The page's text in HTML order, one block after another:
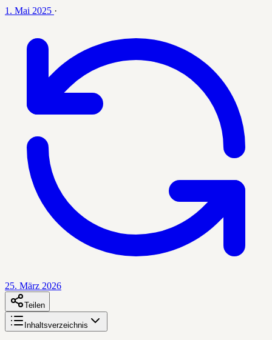
1. Mai 2025 ·
25. März 2026
Teilen
Inhaltsverzeichnis